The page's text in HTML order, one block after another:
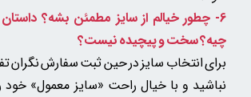
6- چطور خیالم از سایز مطمئن بشه؟
چیه؟ سخت و پیچیده نیست؟
برای انتخاب سایز در حین ثبت سفارش نگران
نباشید و با خیال راحت «سایز معمول» خود